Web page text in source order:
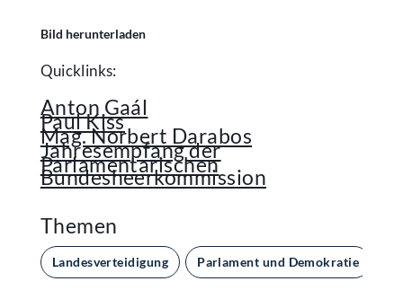
Bild herunterladen
Quicklinks:
Anton Gaál
Paul Kiss
Mag. Norbert Darabos
Jahresempfang der
Parlamentarischen
Bundesheerkommission
Themen
Landesverteidigung Parlament und Demokratie